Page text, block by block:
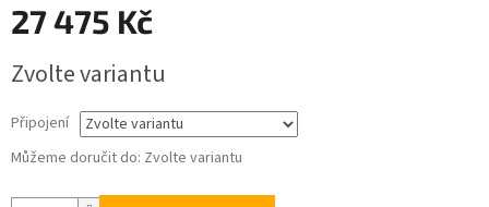
27 475 Kč
cena:
Zvolte variantu
Připojení
Můžeme doručit do: Zvolte variantu